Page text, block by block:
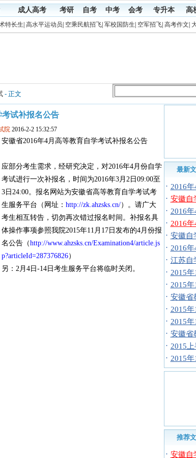
成人高考 考研 自考 中考 会考 专升本 高
特长生 高水平运动员 空乘民航招飞| 军校国防生 空军招飞| 高考作文
- 正文
考试补报名公告
院 2016-2-2 15:32:57
安徽省2016年4月高等教育自学考试补报名公告
应部分考生需求，经研究决定，对2016年4月份自学
考试进行一次补报名，时间为2016年3月2日09:00至
3日24:00。报名网站为安徽省高等教育自学考试考
生服务平台（网址： http://zk.ahzsks.cn/）。请广大
考生相互转告，切勿再次错过报名时间。补报名具
体操作事项参照我院2015年11月17日发布的4月份报
名公告（http://www.ahzsks.cn/Examination4/article.js
p?articleId=287376826）
另：2月4日-14日考生服务平台将临时关闭。
最新
· 2016
· 安徽自
· 2016
· 2016
· 安徽自
· 2016
· 江苏自
· 2015
· 2015
· 安徽省
· 2015
· 2015
· 安徽省
· 2015
· 2015
推荐
· 安徽自